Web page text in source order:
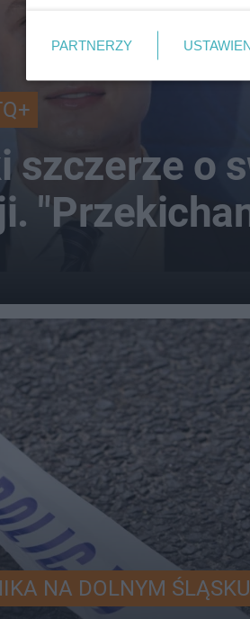
szczerze o
NA DOLNYM ŚLĄSKU
PARTNERZY